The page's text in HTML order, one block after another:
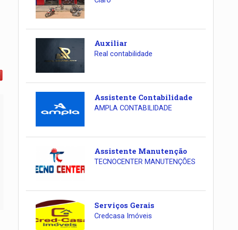
Auxiliar
Real contabilidade
Assistente Contabilidade
AMPLA CONTABILIDADE
Assistente Manutenção
TECNOCENTER MANUTENÇÕES
Serviços Gerais
Credcasa Imóveis